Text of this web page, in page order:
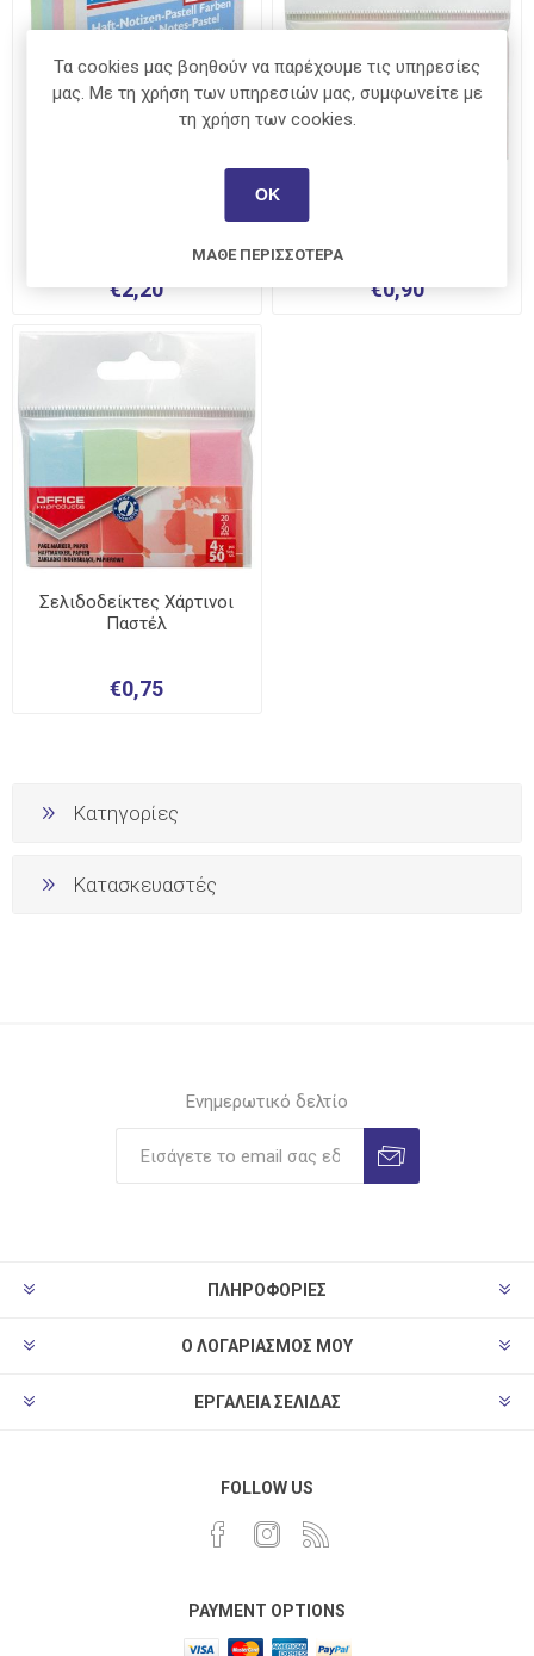
€2,20 €0,90
Σελιδοδείκτες Χάρτινοι
Παστέλ
€0,75
Κατηγορίες
Κατασκευαστές
Ενημερωτικό δελτίο
ΠΛΗΡΟΦΟΡΊΕΣ
Ο ΛΟΓΑΡΙΑΣΜΌΣ ΜΟΥ
ΕΡΓΑΛΕΊΑ ΣΕΛΊΔΑΣ
FOLLOW US
PAYMENT OPTIONS
Τα cookies μας βοηθούν να παρέχουμε τις υπηρεσίες
μας. Με τη χρήση των υπηρεσιών μας, συμφωνείτε με
τη χρήση των cookies.
ΟΚ
ΜΆΘΕ ΠΕΡΙΣΣΌΤΕΡΑ